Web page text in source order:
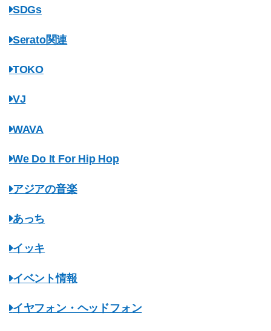
SDGs
Serato関連
TOKO
VJ
WAVA
We Do It For Hip Hop
アジアの音楽
あっち
イッキ
イベント情報
イヤフォン・ヘッドフォン